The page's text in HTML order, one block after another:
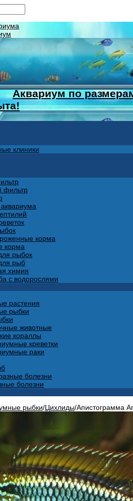
Аквариум по
клиники
фильтр
корма
корма
рыбок
рыб
химия
с водорослями
растения
рыбки
животные
кораллы
креветки
раки
болезни
болезни
рыбки/Цихлиды/Апистограмма